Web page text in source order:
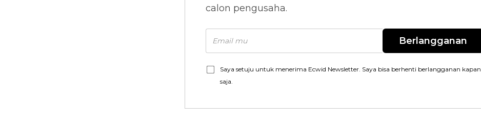
calon pengusaha.
Berlangganan
Saya setuju untuk menerima Ecwid Newsletter. Saya bisa berhenti berlangganan kapan
saja.